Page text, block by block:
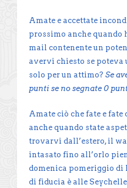
Amate e accettate
prossimo anche quando
mail contenente un
avervi chiesto se poteva
solo per un attimo? Se
punti se no segnate 0
Amate ciò che fate e
anche quando state
trovarvi dall’estero, il
intasato fino all’orlo
domenica pomeriggio di
di fiducia è alle